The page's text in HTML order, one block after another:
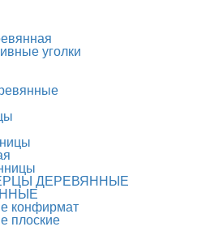
уголки
ДЕРЕВЯННЫЕ
конфирмат
плоские